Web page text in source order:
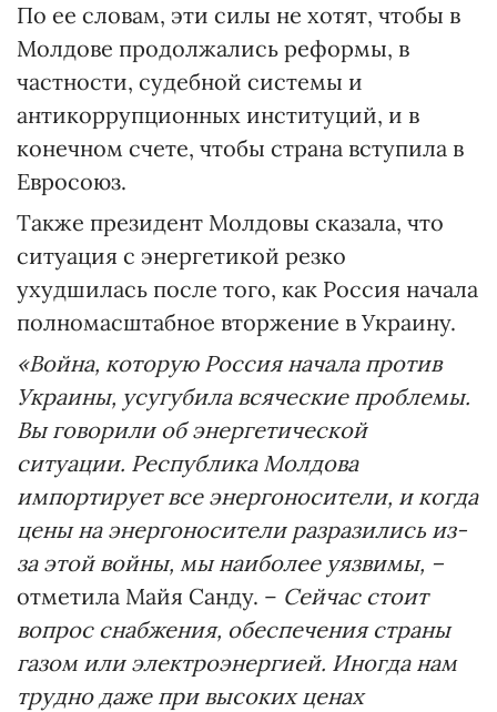
По ее словам, эти силы не хотят, чтобы в
Молдове продолжались реформы, в
частности, судебной системы и
антикоррупционных институций, и в
конечном счете, чтобы страна вступила в
Евросоюз.
Также президент Молдовы сказала, что
ситуация с энергетикой резко
ухудшилась после того, как Россия начала
полномасштабное вторжение в Украину.
«Война, которую Россия начала против
Украины, усугубила всяческие проблемы.
Вы говорили об энергетической
ситуации. Республика Молдова
импортирует все энергоносители, и когда
цены на энергоносители разразились из-
за этой войны, мы наиболее уязвимы, –
отметила Майя Санду. – Сейчас стоит
вопрос снабжения, обеспечения страны
газом или электроэнергией. Иногда нам
трудно даже при высоких ценах